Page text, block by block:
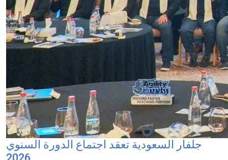
جلفار السعودية تعقد اجتماع الدورة السنوي